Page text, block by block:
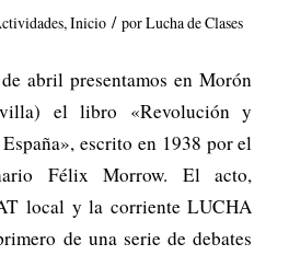
,Inicio / porLucha de Clases
abril presentamos en Morón
el libro «Revolución y
escrito en 1938 por el
Félix Morrow. El acto,
local y la corriente LUCHA
de una serie de debates